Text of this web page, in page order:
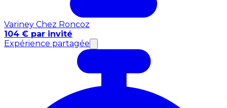
Variney Chez Roncoz
104 € par invité
Expérience partagée